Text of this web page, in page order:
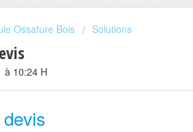
Ossature Bois Solutions
à 10:24 H